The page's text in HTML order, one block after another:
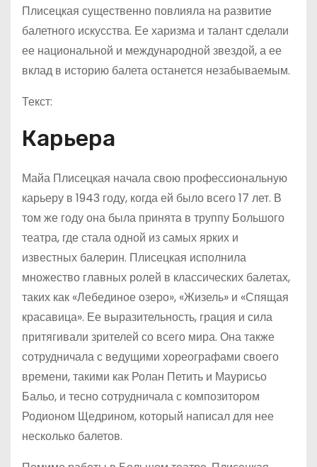
Плисецкая существенно повлияла на развитие
балетного искусства. Ее харизма и талант сделали
ее национальной и международной звездой, а ее
вклад в историю балета останется незабываемым.
Текст:
Карьера
Майа Плисецкая начала свою профессиональную
карьеру в 1943 году, когда ей было всего 17 лет. В
том же году она была принята в труппу Большого
театра, где стала одной из самых ярких и
известных балерин. Плисецкая исполнила
множество главных ролей в классических балетах,
таких как «Лебединое озеро», «Жизель» и «Спящая
красавица». Ее выразительность, грация и сила
притягивали зрителей со всего мира. Она также
сотрудничала с ведущими хореографами своего
времени, такими как Ролан Петить и Маурисьо
Бальо, и тесно сотрудничала с композитором
Родионом Щедрином, который написал для нее
несколько балетов.